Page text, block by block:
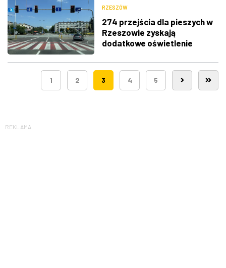
RZESZÓW
274 przejścia dla pieszych w
Rzeszowie zyskają
dodatkowe oświetlenie
1 2 3 4 5
REKLAMA